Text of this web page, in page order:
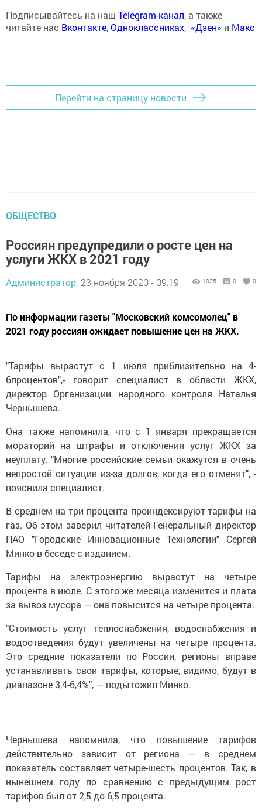
Подписывайтесь на наш Telegram-канал, а также
читайте нас Вконтакте,Одноклассниках, «Дзен» и Макс
Перейти на страницу новости
ОБЩЕСТВО
Россиян предупредили о росте цен на
услуги ЖКХ в 2021 году
Администратор, 23 ноября 2020 - 09:19 1035 0 0
По информации газеты "Московский комсомолец" в
2021 году россиян ожидает повышение цен на ЖКХ.
"Тарифы вырастут с 1 июля приблизительно на 4-
6процентов",- говорит специалист в области ЖКХ,
директор Организации народного контроля Наталья
Чернышева.
Она также напомнила, что с 1 января прекращается
мораторий на штрафы и отключения услуг ЖКХ за
неуплату. "Многие российские семьи окажутся в очень
непростой ситуации из-за долгов, когда его отменят", -
пояснила специалист.
В среднем на три процента проиндексируют тарифы на
газ. Об этом заверил читателей Генеральный директор
ПАО "Городские Инновационные Технологии" Сергей
Минко в беседе с изданием.
Тарифы на электроэнергию вырастут на четыре
процента в июле. С этого же месяца изменится и плата
за вывоз мусора — она повысится на четыре процента.
"Стоимость услуг теплоснабжения, водоснабжения и
водоотведения будут увеличены на четыре процента.
Это средние показатели по России, регионы вправе
устанавливать свои тарифы, которые, видимо, будут в
диапазоне 3,4-6,4%", — подытожил Минко.
Чернышева напомнила, что повышение тарифов
действительно зависит от региона — в среднем
показатель составляет четыре-шесть процентов. Так, в
нынешнем году по сравнению с предыдущим рост
тарифов был от 2,5 до 6,5 процента.